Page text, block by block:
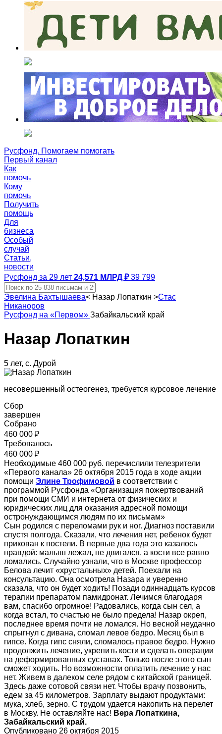
Русфонд. Помогаем помогать
Первый канал
Как
помочь
Кому
помочь
Получить
помощь
Для
бизнеса
Особый
случай
Статьи,
новости
Русфонд за 29 лет 24,571 МЛРД ₽ 39 799
Эвелина Бахтышаева< Назар Лопаткин >Стас
Никаноров
Русфонд на «Первом» Забайкальский край
Назар Лопаткин
5 лет, с. Дурой
несовершенный остеогенез, требуется курсовое лечение
Сбор
завершен
Собрано
460 000 ₽
Требовалось
460 000 ₽
Необходимые 460 000 руб. перечислили телезрители
«Первого канала» 26 октября 2015 года в ходе акции
помощи Элине Трофимовой в соответствии с
программой Русфонда «Организация пожертвований
при помощи СМИ и интернета от физических и
юридических лиц для оказания адресной помощи
остронуждающимся людям по их письмам»
Сын родился с переломами рук и ног. Диагноз поставили
спустя полгода. Сказали, что лечения нет, ребенок будет
прикован к постели. В первые два года это казалось
правдой: малыш лежал, не двигался, а кости все равно
ломались. Случайно узнали, что в Москве профессор
Белова лечит «хрустальных» детей. Поехали на
консультацию. Она осмотрела Назара и уверенно
сказала, что он будет ходить! Позади одиннадцать курсов
терапии препаратом памидронат. Лечимся благодаря
вам, спасибо огромное! Радовались, когда сын сел, а
когда встал, то счастью не было предела! Назар окреп,
последнее время почти не ломался. Но весной неудачно
спрыгнул с дивана, сломал левое бедро. Месяц был в
гипсе. Когда гипс сняли, сломалось правое бедро. Нужно
продолжить лечение, укрепить кости и сделать операции
на деформированных суставах. Только после этого сын
сможет ходить. Но возможности оплатить лечение у нас
нет. Живем в далеком селе рядом с китайской границей.
Здесь даже сотовой связи нет. Чтобы врачу позвонить,
едем за 45 километров. Зарплату выдают продуктами:
мука, хлеб, зерно. С трудом удается накопить на перелет
в Москву. Не оставляйте нас! Вера Лопаткина,
Забайкальский край.
Опубликовано 26 октября 2015